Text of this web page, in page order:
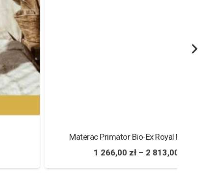
Materac Primator Bio-Ex Royal Materasso
2 813,00zł